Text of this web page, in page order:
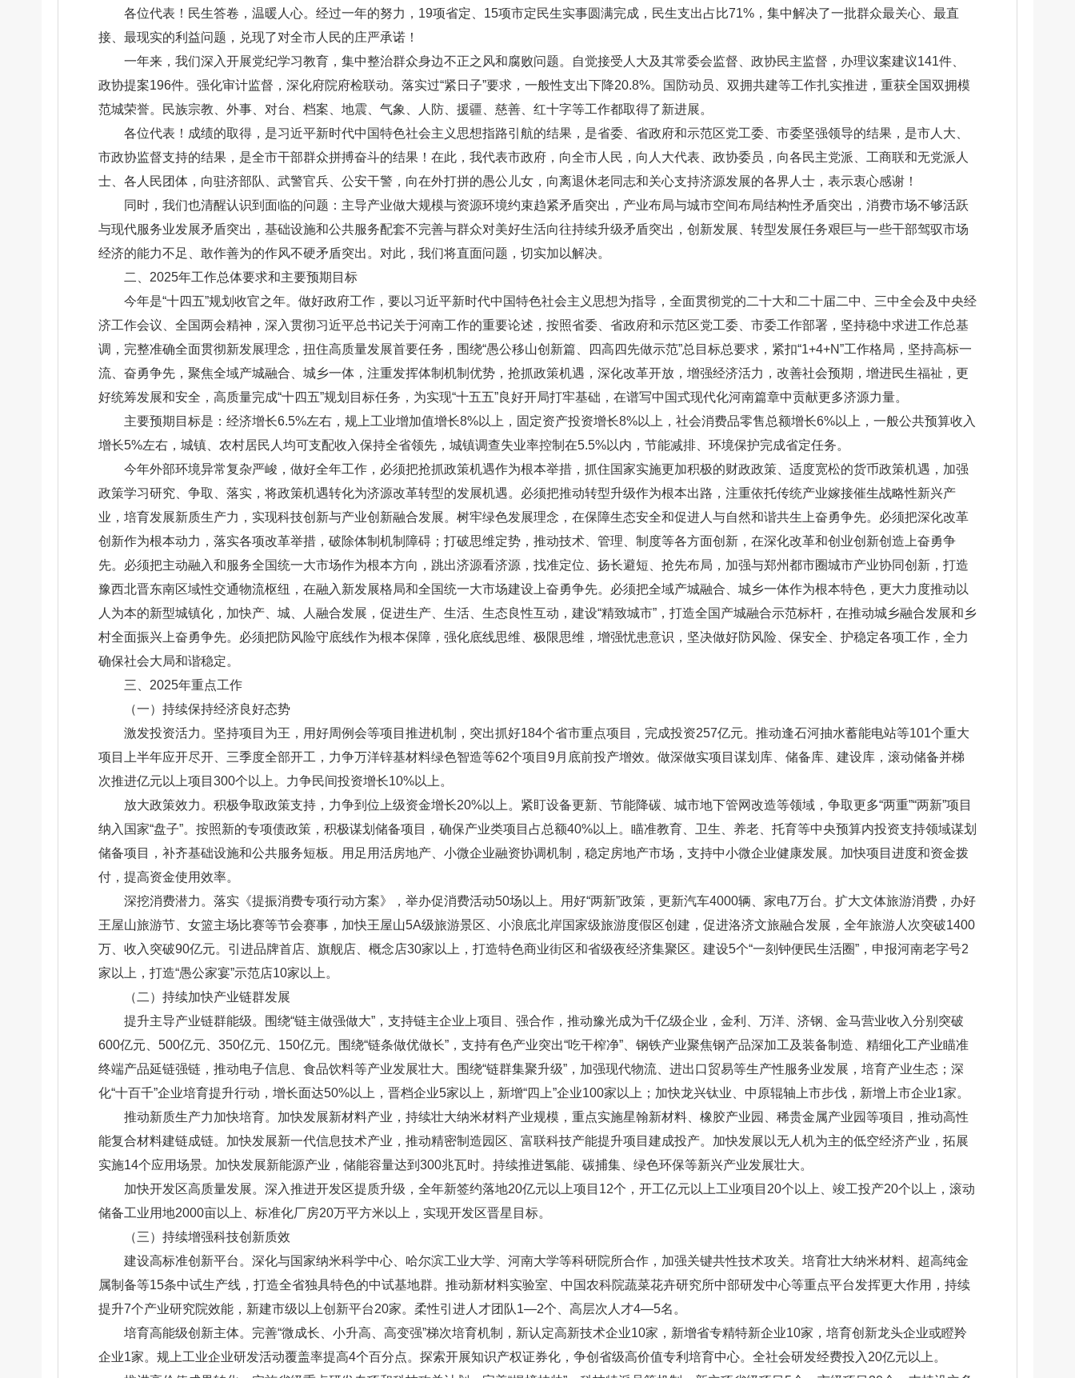
各位代表！民生答卷，温暖人心。经过一年的努力，19项省定、15项市定民生实事圆满完成，民生支出占比71%，集中解决了一批群众最关心、最直
接、最现实的利益问题，兑现了对全市人民的庄严承诺！
一年来，我们深入开展党纪学习教育，集中整治群众身边不正之风和腐败问题。自觉接受人大及其常委会监督、政协民主监督，办理议案建议141件、
政协提案196件。强化审计监督，深化府院府检联动。落实过“紧日子”要求，一般性支出下降20.8%。国防动员、双拥共建等工作扎实推进，重获全国双拥模
范城荣誉。民族宗教、外事、对台、档案、地震、气象、人防、援疆、慈善、红十字等工作都取得了新进展。
各位代表！成绩的取得，是习近平新时代中国特色社会主义思想指路引航的结果，是省委、省政府和示范区党工委、市委坚强领导的结果，是市人大、
市政协监督支持的结果，是全市干部群众拼搏奋斗的结果！在此，我代表市政府，向全市人民，向人大代表、政协委员，向各民主党派、工商联和无党派人
士、各人民团体，向驻济部队、武警官兵、公安干警，向在外打拼的愚公儿女，向离退休老同志和关心支持济源发展的各界人士，表示衷心感谢！
同时，我们也清醒认识到面临的问题：主导产业做大规模与资源环境约束趋紧矛盾突出，产业布局与城市空间布局结构性矛盾突出，消费市场不够活跃
与现代服务业发展矛盾突出，基础设施和公共服务配套不完善与群众对美好生活向往持续升级矛盾突出，创新发展、转型发展任务艰巨与一些干部驾驭市场
经济的能力不足、敢作善为的作风不硬矛盾突出。对此，我们将直面问题，切实加以解决。
二、2025年工作总体要求和主要预期目标
今年是“十四五”规划收官之年。做好政府工作，要以习近平新时代中国特色社会主义思想为指导，全面贯彻党的二十大和二十届二中、三中全会及中央经
济工作会议、 全国两会精神，深入贯彻习近平总书记关于河南工作的重要论述，按照省委、省政府和示范区党工委、市委工作部署，坚持稳中求进工作总基
调，完整准确全面贯彻新发展理念，扭住高质量发展首要任务，围绕“愚公移山创新篇、四高四先做示范”总目标总要求，紧扣“1+4+N”工作格局，坚持高标一
流、奋勇争先，聚焦全域产城融合、城乡一体，注重发挥体制机制优势，抢抓政策机遇，深化改革开放，增强经济活力，改善社会预期，增进民生福祉，更
好统筹发展和安全，高质量完成“十四五”规划目标任务，为实现“十五五”良好开局打牢基础，在谱写中国式现代化河南篇章中贡献更多济源力量。
主要预期目标是：经济增长6.5%左右，规上工业增加值增长8%以上，固定资产投资增长8%以上，社会消费品零售总额增长6%以上，一般公共预算收入
增长5%左右，城镇、农村居民人均可支配收入保持全省领先，城镇调查失业率控制在5.5%以内，节能减排、环境保护完成省定任务。
今年外部环境异常复杂严峻，做好全年工作，必须把抢抓政策机遇作为根本举措，抓住国家实施更加积极的财政政策、适度宽松的货币政策机遇，加强
政策学习研究、争取、落实，将政策机遇转化为济源改革转型的发展机遇。必须把推动转型升级作为根本出路，注重依托传统产业嫁接催生战略性新兴产
业，培育发展新质生产力，实现科技创新与产业创新融合发展。树牢绿色发展理念，在保障生态安全和促进人与自然和谐共生上奋勇争先。必须把深化改革
创新作为根本动力，落实各项改革举措，破除体制机制障碍；打破思维定势，推动技术、管理、制度等各方面创新，在深化改革和创业创新创造上奋勇争
先。必须把主动融入和服务全国统一大市场作为根本方向，跳出济源看济源，找准定位、扬长避短、抢先布局，加强与郑州都市圈城市产业协同创新，打造
豫西北晋东南区域性交通物流枢纽，在融入新发展格局和全国统一大市场建设上奋勇争先。必须把全域产城融合、城乡一体作为根本特色，更大力度推动以
人为本的新型城镇化，加快产、城、人融合发展，促进生产、生活、生态良性互动，建设“精致城市”，打造全国产城融合示范标杆，在推动城乡融合发展和乡
村全面振兴上奋勇争先。必须把防风险守底线作为根本保障，强化底线思维、极限思维，增强忧患意识，坚决做好防风险、保安全、护稳定各项工作，全力
确保社会大局和谐稳定。
三、2025年重点工作
（一）持续保持经济良好态势
激发投资活力。坚持项目为王，用好周例会等项目推进机制，突出抓好184个省市重点项目，完成投资257亿元。推动逢石河抽水蓄能电站等101个重大
项目上半年应开尽开、三季度全部开工，力争万洋锌基材料绿色智造等62个项目9月底前投产增效。做深做实项目谋划库、储备库、建设库，滚动储备并梯
次推进亿元以上项目300个以上。力争民间投资增长10%以上。
放大政策效力。积极争取政策支持，力争到位上级资金增长20%以上。紧盯设备更新、节能降碳、城市地下管网改造等领域，争取更多“两重”“两新”项目
纳入国家“盘子”。按照新的专项债政策，积极谋划储备项目，确保产业类项目占总额40%以上。瞄准教育、卫生、养老、托育等中央预算内投资支持领域谋划
储备项目，补齐基础设施和公共服务短板。用足用活房地产、小微企业融资协调机制，稳定房地产市场，支持中小微企业健康发展。加快项目进度和资金拨
付，提高资金使用效率。
深挖消费潜力。落实《提振消费专项行动方案》，举办促消费活动50场以上。用好“两新”政策，更新汽车4000辆、家电7万台。扩大文体旅游消费，办好
王屋山旅游节、女篮主场比赛等节会赛事，加快王屋山5A级旅游景区、小浪底北岸国家级旅游度假区创建，促进洛济文旅融合发展，全年旅游人次突破1400
万、收入突破90亿元。引进品牌首店、旗舰店、概念店30家以上，打造特色商业街区和省级夜经济集聚区。建设5个“一刻钟便民生活圈”，申报河南老字号2
家以上，打造“愚公家宴”示范店10家以上。
（二）持续加快产业链群发展
提升主导产业链群能级。围绕“链主做强做大”，支持链主企业上项目、强合作，推动豫光成为千亿级企业，金利、万洋、济钢、金马营业收入分别突破
600亿元、500亿元、350亿元、150亿元。围绕“链条做优做长”，支持有色产业突出“吃干榨净”、钢铁产业聚焦钢产品深加工及装备制造、精细化工产业瞄准
终端产品延链强链，推动电子信息、食品饮料等产业发展壮大。围绕“链群集聚升级”，加强现代物流、进出口贸易等生产性服务业发展，培育产业生态；深
化“十百千”企业培育提升行动，增长面达50%以上，晋档企业5家以上，新增“四上”企业100家以上；加快龙兴钛业、中原辊轴上市步伐，新增上市企业1家。
推动新质生产力加快培育。加快发展新材料产业，持续壮大纳米材料产业规模，重点实施星翰新材料、橡胶产业园、稀贵金属产业园等项目，推动高性
能复合材料建链成链。加快发展新一代信息技术产业，推动精密制造园区、富联科技产能提升项目建成投产。加快发展以无人机为主的低空经济产业，拓展
实施14个应用场景。加快发展新能源产业，储能容量达到300兆瓦时。持续推进氢能、碳捕集、绿色环保等新兴产业发展壮大。
加快开发区高质量发展。深入推进开发区提质升级，全年新签约落地20亿元以上项目12个，开工亿元以上工业项目20个以上、竣工投产20个以上，滚动
储备工业用地2000亩以上、标准化厂房20万平方米以上，实现开发区晋星目标。
（三）持续增强科技创新质效
建设高标准创新平台。深化与国家纳米科学中心、哈尔滨工业大学、河南大学等科研院所合作，加强关键共性技术攻关。培育壮大纳米材料、超高纯金
属制备等15条中试生产线，打造全省独具特色的中试基地群。推动新材料实验室、中国农科院蔬菜花卉研究所中部研发中心等重点平台发挥更大作用，持续
提升7个产业研究院效能，新建市级以上创新平台20家。柔性引进人才团队1—2个、高层次人才4—5名。
培育高能级创新主体。完善“微成长、小升高、高变强”梯次培育机制，新认定高新技术企业10家，新增省专精特新企业10家，培育创新龙头企业或瞪羚
企业1家。规上工业企业研发活动覆盖率提高4个百分点。探索开展知识产权证券化，争创省级高价值专利培育中心。全社会研发经费投入20亿元以上。